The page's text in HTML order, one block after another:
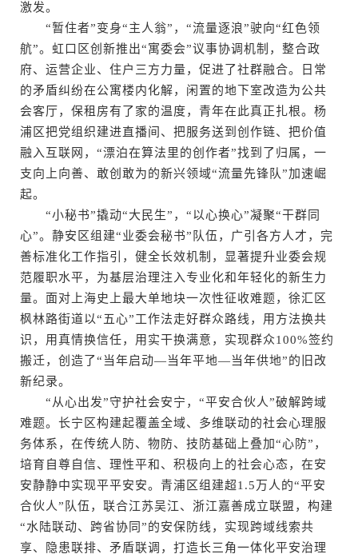
激发。
“暂住者”变身“主人翁”，“流量逐浪”驶向“红色领
航”。虹口区创新推出“寓委会”议事协调机制，整合政
府、运营企业、住户三方力量，促进了社群融合。日常
的矛盾纠纷在公寓楼内化解，闲置的地下室改造为公共
会客厅，保租房有了家的温度，青年在此真正扎根。杨
浦区把党组织建进直播间、把服务送到创作链、把价值
融入互联网，“漂泊在算法里的创作者”找到了归属，一
支向上向善、敢创敢为的新兴领域“流量先锋队”加速崛
起。
“小秘书”撬动“大民生”，“以心换心”凝聚“干群同
心”。静安区组建“业委会秘书”队伍，广引各方人才，完
善标准化工作指引，健全长效机制，显著提升业委会规
范履职水平，为基层治理注入专业化和年轻化的新生力
量。面对上海史上最大单地块一次性征收难题，徐汇区
枫林路街道以“五心”工作法走好群众路线，用方法换共
识，用真情换信任，用实干换满意，实现群众100%签约
搬迁，创造了“当年启动—当年平地—当年供地”的旧改
新纪录。
“从心出发”守护社会安宁，“平安合伙人”破解跨域
难题。长宁区构建起覆盖全域、多维联动的社会心理服
务体系，在传统人防、物防、技防基础上叠加“心防”，
培育自尊自信、理性平和、积极向上的社会心态，在安
安静静中实现平平安安。青浦区组建超1.5万人的“平安
合伙人”队伍，联合江苏吴江、浙江嘉善成立联盟，构建
“水陆联动、跨省协同”的安保防线，实现跨域线索共
享、隐患联排、矛盾联调，打造长三角一体化平安治理